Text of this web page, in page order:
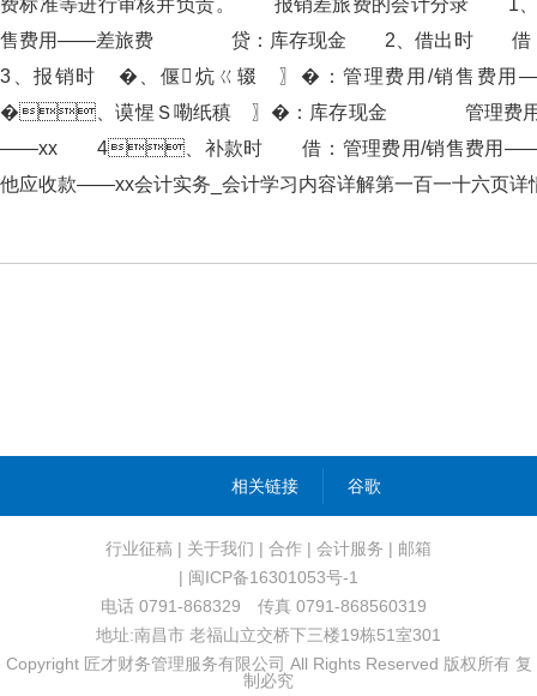
费标准等进行审核并负责。 报销差旅费的会计分录
售费用——差旅费 贷：库存现金 2、借出时
3、报销时 �、偃炕ㄍ辍 〗�：管理费用/
�、谟惺Ｓ嘞纸稹 〗�：库存现金 管理费
——xx 4、补款时 借：管理费用/销
他应收款——xx会计实务_会计学习内容详解第一百一十六页详
相关链接 谷歌
行业征稿 | 关于我们 | 合作 | 会计服务 | 邮箱
| 闽ICP备16301053号-1
电话 0791-868329 传真 0791-868560319
地址:南昌市 老福山立交桥下三楼19栋51室301
Copyright 匠才财务管理服务有限公司 All Rights Reserved 版权所有 复
制必究